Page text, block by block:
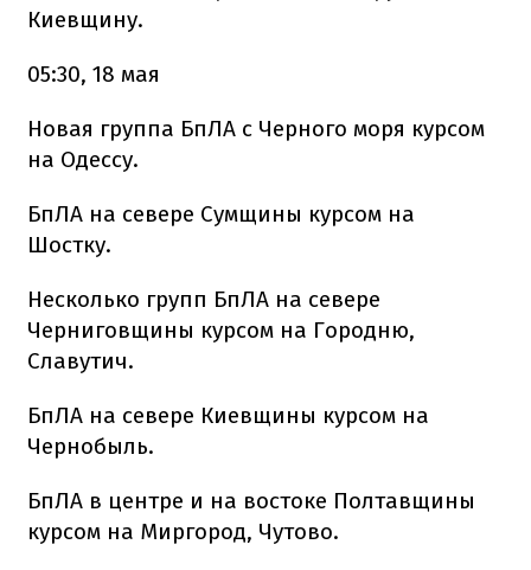
Киевщину.
05:30, 18 мая
Новая группа БпЛА с Черного моря курсом
на Одессу.
БпЛА на севере Сумщины курсом на
Шостку.
Несколько групп БпЛА на севере
Черниговщины курсом на Городню,
Славутич.
БпЛА на севере Киевщины курсом на
Чернобыль.
БпЛА в центре и на востоке Полтавщины
курсом на Миргород, Чутово.